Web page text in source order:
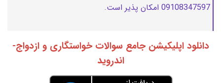
09108347597 امکان پذیر است.
دانلود اپلیکیشن جامع سوالات خواستگاری و ازدواج-
اندروید